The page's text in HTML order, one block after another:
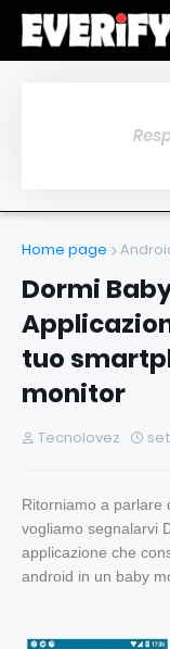
Home page
Dormi
tuo
monitor
Tecnolovez
Ritorniamo a parlare
vogliamo segnalarvi
applicazione che
android in un baby